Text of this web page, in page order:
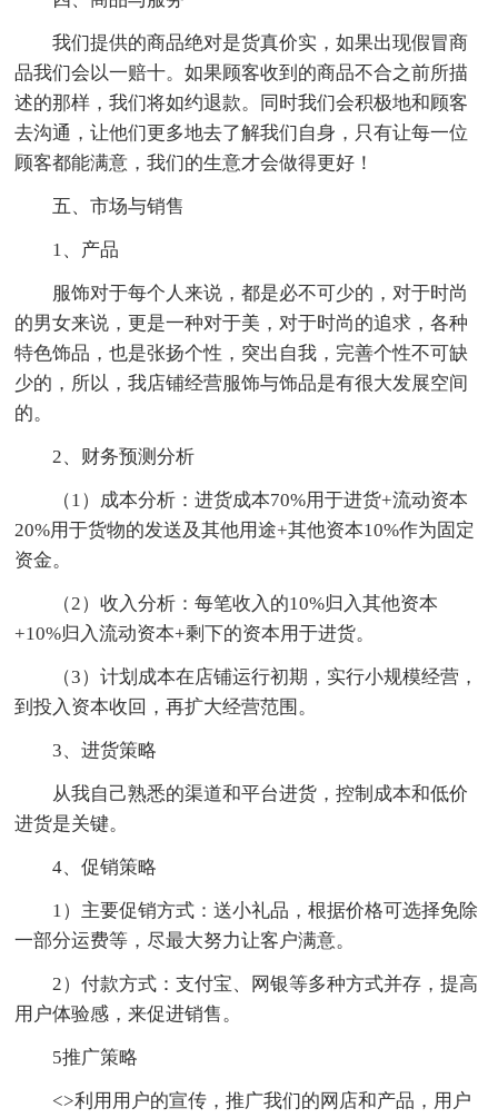
我们提供的商品绝对是货真价实，如果出现假冒商
品我们会以一赔十。如果顾客收到的商品不合之前所描
述的那样，我们将如约退款。同时我们会积极地和顾客
去沟通，让他们更多地去了解我们自身，只有让每一位
顾客都能满意，我们的生意才会做得更好！
五、市场与销售
1、产品
服饰对于每个人来说，都是必不可少的，对于时尚
的男女来说，更是一种对于美，对于时尚的追求，各种
特色饰品，也是张扬个性，突出自我，完善个性不可缺
少的，所以，我店铺经营服饰与饰品是有很大发展空间
的。
2、财务预测分析
（1）成本分析：进货成本70%用于进货+流动资本
20%用于货物的发送及其他用途+其他资本10%作为固定
资金。
（2）收入分析：每笔收入的10%归入其他资本
+10%归入流动资本+剩下的资本用于进货。
（3）计划成本在店铺运行初期，实行小规模经营，
到投入资本收回，再扩大经营范围。
3、进货策略
从我自己熟悉的渠道和平台进货，控制成本和低价
进货是关键。
4、促销策略
1）主要促销方式：送小礼品，根据价格可选择免除
一部分运费等，尽最大努力让客户满意。
2）付款方式：支付宝、网银等多种方式并存，提高
用户体验感，来促进销售。
5推广策略
<>利用用户的宣传，推广我们的网店和产品，用户